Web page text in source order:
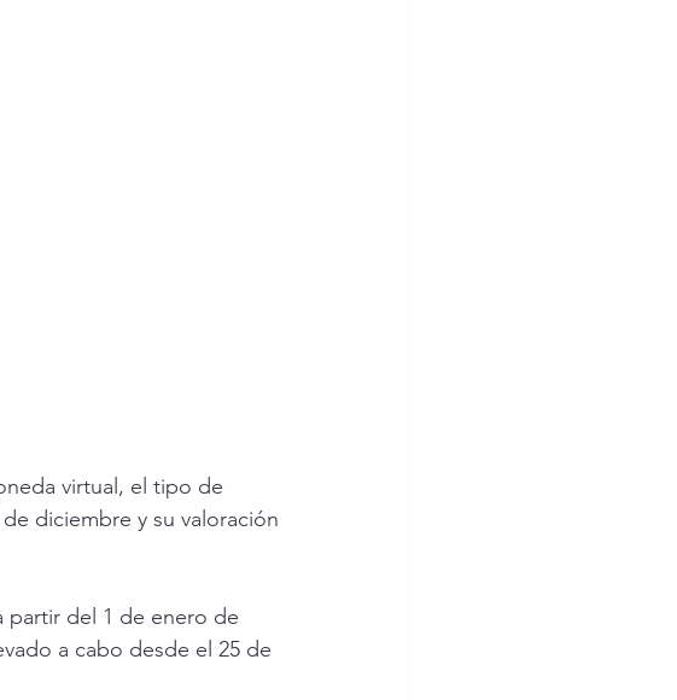
virtual, el tipo de
diciembre y su valoración
partir del 1 de enero de
a cabo desde el 25 de